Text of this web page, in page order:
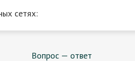
сетях:
Вопрос — ответ